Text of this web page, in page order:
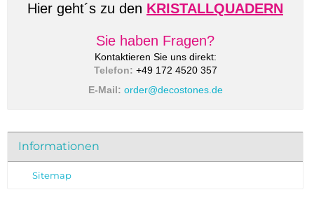
Hier geht´s zu den KRISTALLQUADERN
Sie haben Fragen?
Kontaktieren Sie uns direkt:
Telefon: +49 172 4520 357
E-Mail: order@decostones.de
Informationen
Sitemap